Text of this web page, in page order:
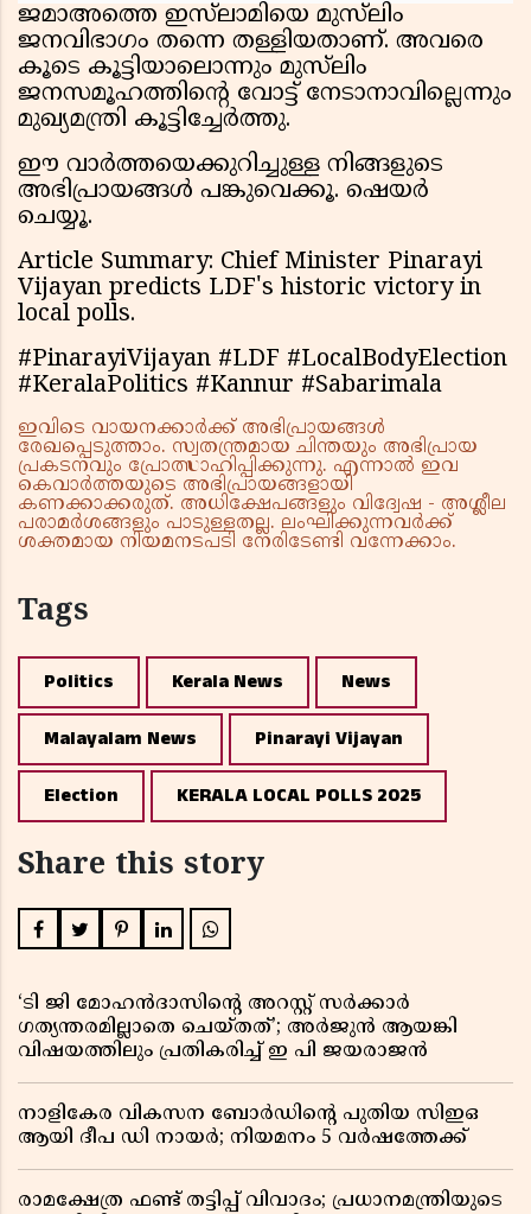
ജമാഅത്തെ ഇസ്‌ലാമിയെ മുസ്‌ലിം
ജനവിഭാഗം തന്നെ തള്ളിയതാണ്. അവരെ
കൂടെ കൂട്ടിയാലൊന്നും മുസ്‌ലിം
ജനസമൂഹത്തിന്റെ വോട്ട് നേടാനാവില്ലെന്നും
മുഖ്യമന്ത്രി കൂട്ടിച്ചേർത്തു.
ഈ വാർത്തയെക്കുറിച്ചുള്ള നിങ്ങളുടെ
അഭിപ്രായങ്ങൾ പങ്കുവെക്കൂ. ഷെയർ
ചെയ്യൂ.
Article Summary: Chief Minister Pinarayi
Vijayan predicts LDF's historic victory in
local polls.
#PinarayiVijayan #LDF #LocalBodyElection
#KeralaPolitics #Kannur #Sabarimala
ഇവിടെ വായനക്കാർക്ക് അഭിപ്രായങ്ങൾ
രേഖപ്പെടുത്താം. സ്വതന്ത്രമായ ചിന്തയും അഭിപ്രായ
പ്രകടനവും പ്രോത്സാഹിപ്പിക്കുന്നു. എന്നാൽ ഇവ
കെവാർത്തയുടെ അഭിപ്രായങ്ങളായി
കണക്കാക്കരുത്. അധിക്ഷേപങ്ങളും വിദ്വേഷ - അശ്ലീല
പരാമർശങ്ങളും പാടുള്ളതല്ല. ലംഘിക്കുന്നവർക്ക്
ശക്തമായ നിയമനടപടി നേരിടേണ്ടി വന്നേക്കാം.
Tags
Politics Kerala News News
Malayalam News Pinarayi Vijayan
Election KERALA LOCAL POLLS 2025
Share this story
‘ടി ജി മോഹൻദാസിൻ്റെ അറസ്റ്റ് സർക്കാർ
ഗത്യന്തരമില്ലാതെ ചെയ്തത്’; അർജുൻ ആയങ്കി
വിഷയത്തിലും പ്രതികരിച്ച് ഇ പി ജയരാജൻ
നാളികേര വികസന ബോർഡിൻ്റെ പുതിയ സിഇഒ
ആയി ദീപ ഡി നായർ; നിയമനം 5 വർഷത്തേക്ക് ​​​​​​​
രാമക്ഷേത്ര ഫണ്ട് തട്ടിപ്പ് വിവാദം; പ്രധാനമന്ത്രിയുടെ